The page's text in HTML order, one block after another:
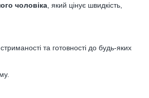
чоловіка, який цінує швидкість,
та готовності до будь-яких